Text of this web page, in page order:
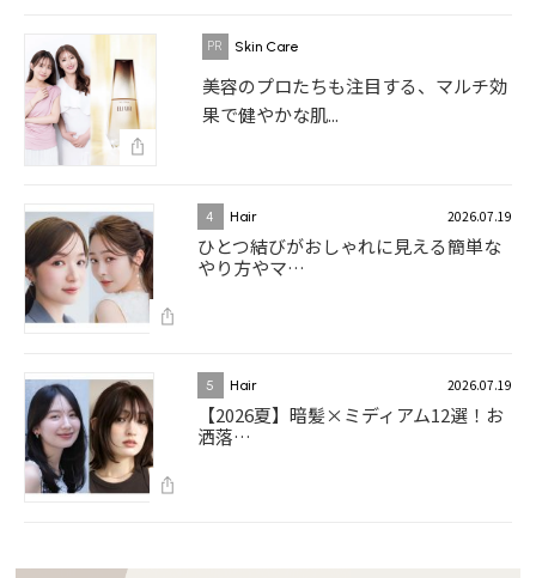
Skin Care
美容のプロたちも注目する、マルチ効
果で健やかな肌...
4 Hair 2026.07.19
ひとつ結びがおしゃれに見える簡単な
やり方やマ…
5 Hair 2026.07.19
【2026夏】暗髪×ミディアム12選！お
洒落…